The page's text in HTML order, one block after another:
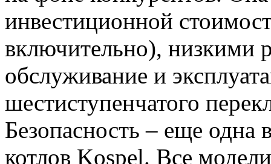
инвестиционной
включительно), низкими
обслуживание и
шестиступенчатого
Безопасность – еще одна
котлов Kospel. Все